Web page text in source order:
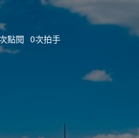
點閱 0次拍手